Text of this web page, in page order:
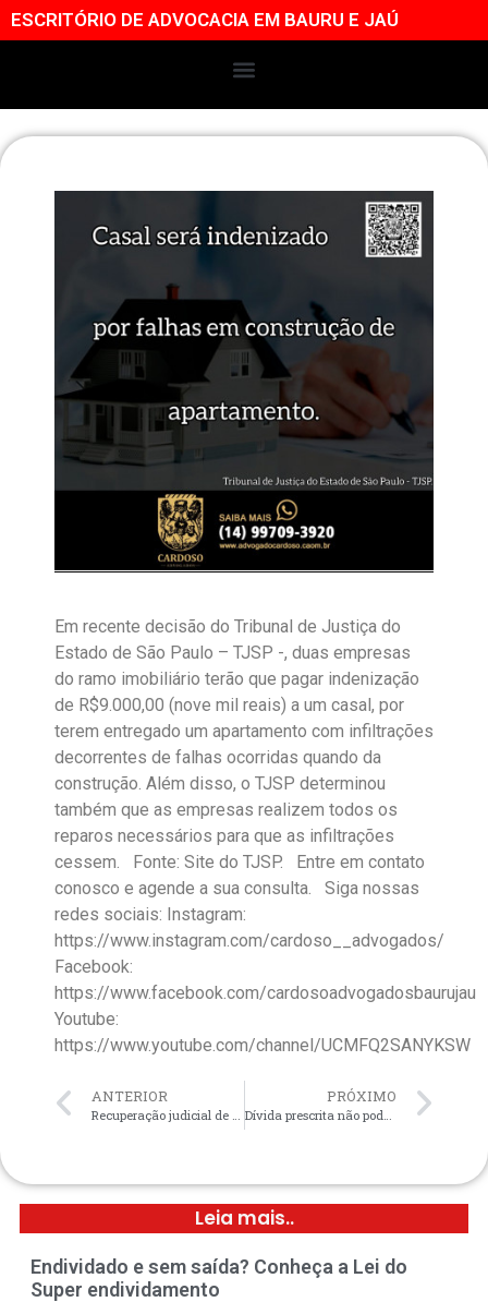
ESCRITÓRIO DE ADVOCACIA EM BAURU E JAÚ
Em recente decisão do Tribunal de Justiça do
Estado de São Paulo – TJSP -, duas empresas
do ramo imobiliário terão que pagar indenização
de R$9.000,00 (nove mil reais) a um casal, por
terem entregado um apartamento com infiltrações
decorrentes de falhas ocorridas quando da
construção. Além disso, o TJSP determinou
também que as empresas realizem todos os
reparos necessários para que as infiltrações
cessem. Fonte: Site do TJSP. Entre em contato
conosco e agende a sua consulta.
Siga nossas
redes sociais: Instagram:
https://www.instagram.com/cardoso__advogados/
Facebook:
https://www.facebook.com/cardosoadvogadosbaurujau
Youtube:
https://www.youtube.com/channel/UCMFQ2SANYKSW
ANTERIOR
Recuperação judicial de empresa não anula execuções contra seus sócios.
PRÓXIMO
Dívida prescrita não pode ser cobranda decide o TJSP.
Leia mais..
Endividado e sem saída? Conheça a Lei do
Super endividamento